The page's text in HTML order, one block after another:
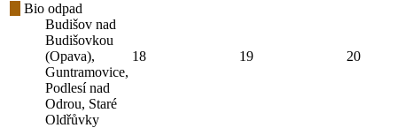
Bio odpad
Budišov nad
Budišovkou
(Opava),
Guntramovice,
Podlesí nad
Odrou, Staré
Oldřůvky
18 19 20